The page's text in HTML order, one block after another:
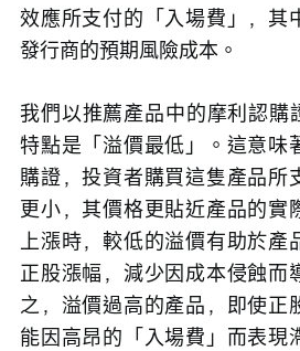
效應所支付的「入場費」，其
發行商的預期風險成本。
我們以推薦產品中的摩利認購
特點是「溢價最低」。這意味
購證，投資者購買這隻產品所
更小，其價格更貼近產品的實
上漲時，較低的溢價有助於產
正股漲幅，減少因成本侵蝕而
之，溢價過高的產品，即使正
能因高昂的「入場費」而表現